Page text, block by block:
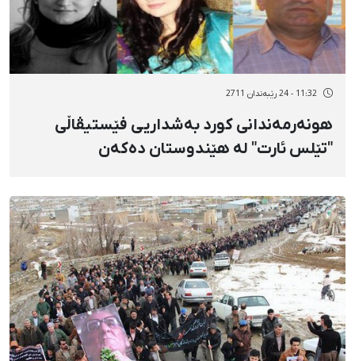
11:32 - 24 رێبەندان 2711
هونەرمەندانی كورد بەشداریی فێستیڤاڵی
"تێلس ئارت" لە هێندوستان دەكەن